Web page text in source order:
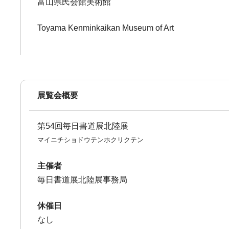
富山県民会館美術館
Toyama Kenminkaikan Museum of Art
展覧会概要
第54回毎日書道展北陸展
マイニチショドウテンホクリクテン
主催者
毎日書道展北陸展事務局
休催日
なし